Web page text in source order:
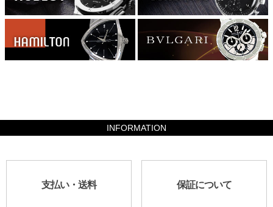
INFORMATION
支払い・送料 保証について